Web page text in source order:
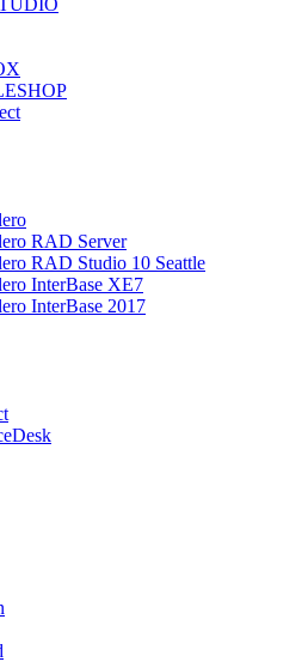
RAD Server
RAD Studio 10 Seattle
InterBase XE7
InterBase 2017